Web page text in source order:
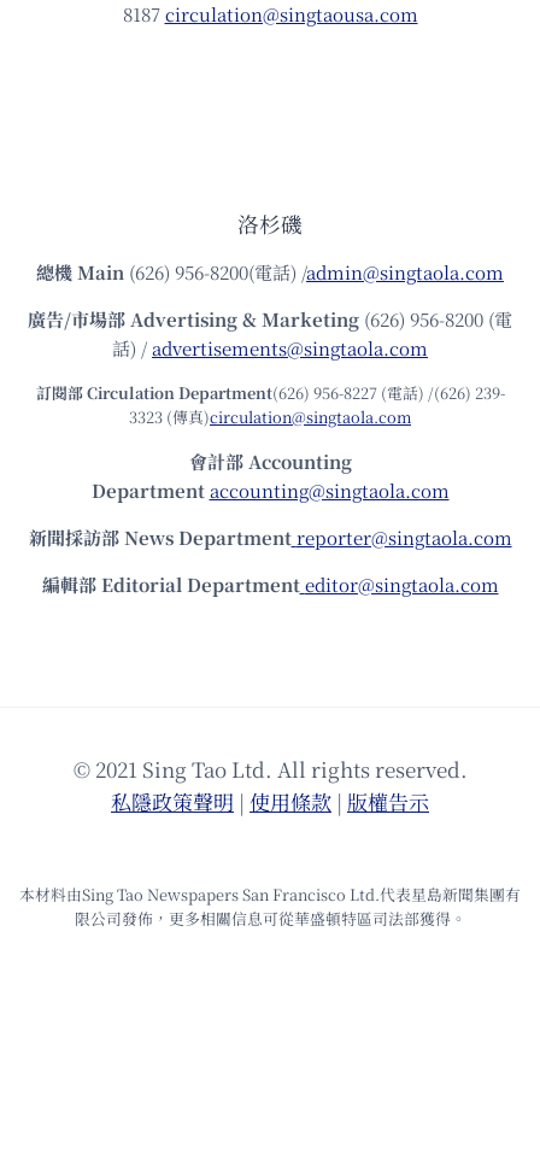
8187circulation@singtaousa.com
洛杉磯
總機Main (626) 956-8200(電話) /admin@singtaola.com
廣告/市場部Advertising & Marketing (626) 956-8200 (電
話) /advertisements@singtaola.com
訂閱部 Circulation Department(626) 956-8227 (電話) /(626) 239-
3323 (傳真)circulation@singtaola.com
會計部 Accounting
Department accounting@singtaola.com
新聞採訪部 News Department reporter@singtaola.com
編輯部 Editorial Department editor@singtaola.com
© 2021 Sing Tao Ltd. All rights reserved.
私隱政策聲明 | 使⽤條款 | 版權告⽰
本材料由Sing Tao Newspapers San Francisco Ltd.代表星島新聞集團有
限公司發佈，更多相關信息可從華盛頓特區司法部獲得。